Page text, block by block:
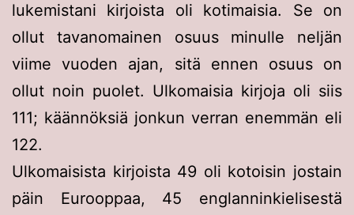
lukemistani kirjoista oli kotimaisia. Se on
ollut tavanomainen osuus minulle neljän
viime vuoden ajan, sitä ennen osuus on
ollut noin puolet. Ulkomaisia kirjoja oli siis
111; käännöksiä jonkun verran enemmän eli
122.
Ulkomaisista kirjoista 49 oli kotoisin jostain
päin Eurooppaa, 45 englanninkielisestä